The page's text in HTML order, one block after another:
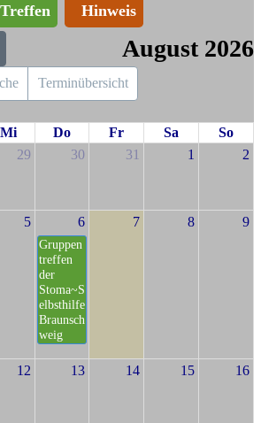
Treffen Hinweis
August 2026
Terminübersicht
Mi Do Fr Sa
So
29 30 31 1 2
5 6
Gruppen
treffen
der
Stoma~S
elbsthilfe
Braunsch
weig
7 8 9
12 13 14 15 16